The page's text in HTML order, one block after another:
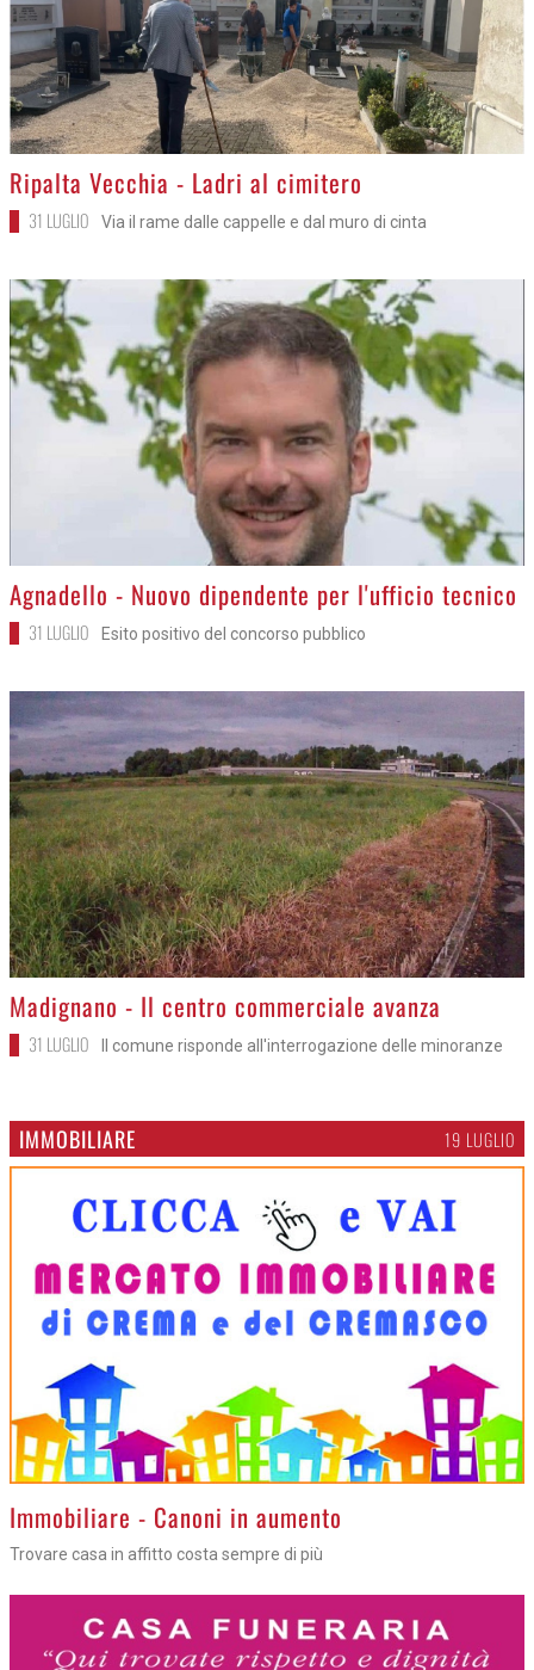
>
Ripalta Vecchia - Ladri al cimitero
31 LUGLIO Via il rame dalle cappelle e dal muro di cinta
>
Agnadello - Nuovo dipendente per l'ufficio tecnico
31 LUGLIO Esito positivo del concorso pubblico
>Madignano - Il centro commerciale avanza
31 LUGLIO Il comune risponde all'interrogazione delle minoranze
IMMOBILIARE 19 LUGLIO
>Immobiliare - Canoni in aumento
Trovare casa in affitto costa sempre di più